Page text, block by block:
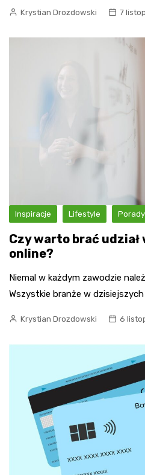
Krystian Drozdowski 7
Inspiracje Lifestyle Porady
Czy warto brać
online?
Niemal w każdym zawodzie
Wszystkie branże w
Krystian Drozdowski 6